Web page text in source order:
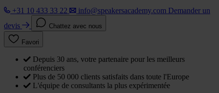
+31 10 433 33 22
info@speakersacademy.com Demander un
devis
Chattez avec nous
Favori
Depuis 30 ans, votre partenaire pour les meilleurs
conférenciers
Plus de 50 000 clients satisfaits dans toute l'Europe
L'équipe de consultants la plus expérimentée